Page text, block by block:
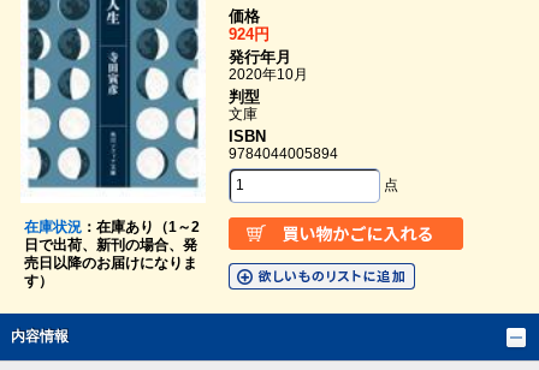
在庫状況：在庫あり（1～2
日で出荷、新刊の場合、発
売日以降のお届けになりま
す）
価格
924円
発行年月
2020年10月
判型
文庫
ISBN
9784044005894
点
内容情報